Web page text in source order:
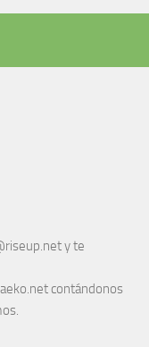
y te
contándonos